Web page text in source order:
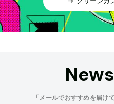
「メールでおすすめを届け